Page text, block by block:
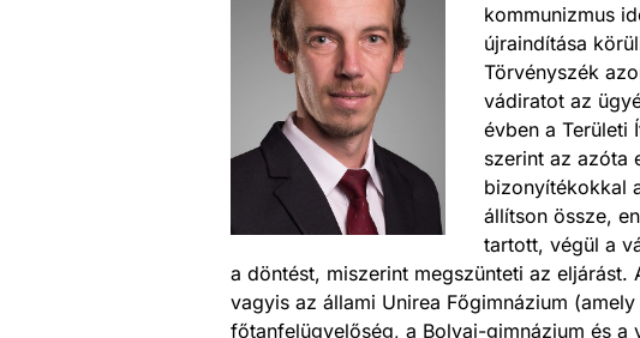
kommunizmus
újraindítása
Törvényszék
vádiratot az
évben a Területi
szerint az azóta
bizonyítékokkal
állítson össze,
tartott, végül a
a döntést, miszerint megszünteti az
vagyis az állami Unirea Főgimnázium
főtanfelügyelőség, a Bolyai-gimnázium és a